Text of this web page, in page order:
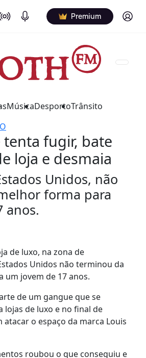
Air Podcasts Premium Log in
MúsicaDesportoTrânsito
fugir, bate
loja e desmaia
Unidos, não
forma para
anos.
de luxo, na zona de
Unidos não terminou da
um jovem de 17 anos.
de um gangue que se
lojas de luxo e no final de
o espaço da marca Louis
roubou o que conseguiu e